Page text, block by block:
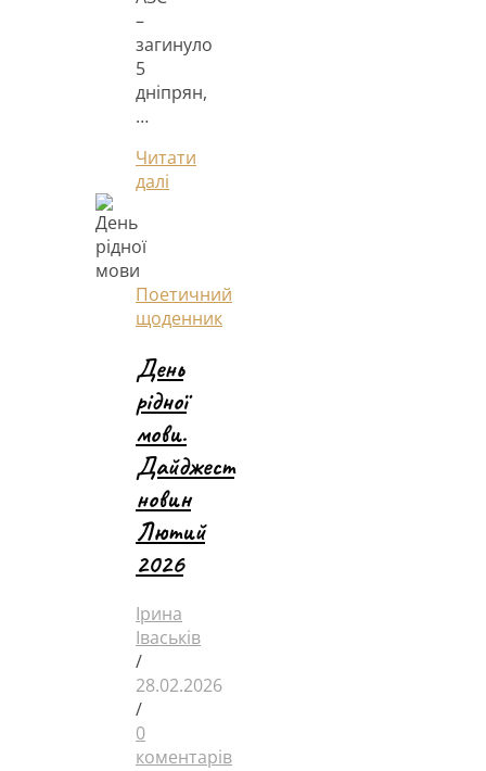
–
загинуло
5
дніпрян,
…
Читати
далі
Поетичний
щоденник
День
рідної
мови.
Дайджест
новин
Лютий
2026
Ірина
Іваськів
/
28.02.2026
/
0
коментарів